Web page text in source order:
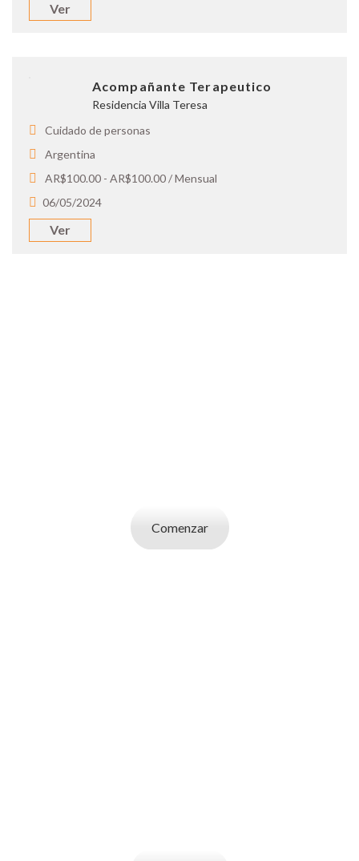
Ver
Acompañante Terapeutico
Residencia Villa Teresa
Cuidado de personas
Argentina
AR$100.00 - AR$100.00 / Mensual
06/05/2024
Ver
Comenzar